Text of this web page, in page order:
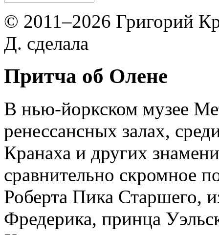
© 2011–2026 Григорий
Д. сделала
Притча об Олене
В нью-йоркском музее
ренессансных залах,
Кранаха и других
сравнительно скромное
Роберта Пика Старшего,
Фредерика, принца